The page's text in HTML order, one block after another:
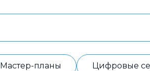
Финансовые моделиПрофили
Мастер-планы Цифровые